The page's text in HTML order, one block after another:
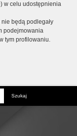
w celu udostępnienia
będą podlegały
podejmowania
tym profilowaniu.